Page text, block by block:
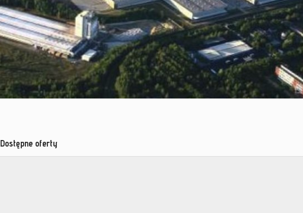
Dostępne oferty